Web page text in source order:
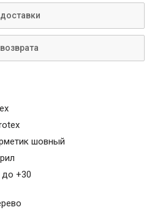
шовный
до +30
отделочных работ